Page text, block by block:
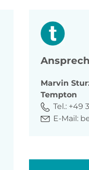
Marvin
Tempton
Tel.: +49
E-Mail: